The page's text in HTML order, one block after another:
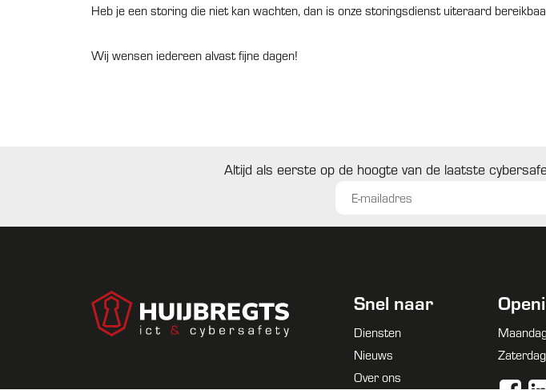
Heb je een storing die niet kan wachten, dan is onze storingsdienst uiteraard
Wij wensen iedereen alvast fijne dagen!
Altijd als eerste op de hoogte van de laatste
Snel naar
Diensten
Nieuws
Over ons